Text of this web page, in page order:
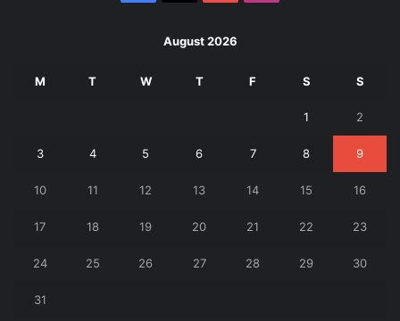
August 2026
M T W T F S S
1 2
3 4 5 6 7 8 9
10 11 12 13 14 15 16
17 18 19 20 21 22 23
24 25 26 27 28 29 30
31